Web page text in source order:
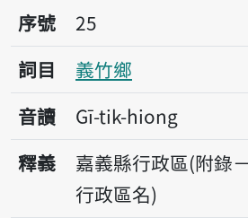
序號25義竹鄉
序號
25
詞目
義竹鄉
音讀
Gī-tik-hiong
釋義
嘉義縣行政區(附錄
行政區名)